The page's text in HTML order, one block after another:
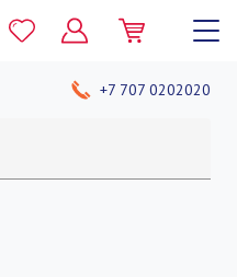
+7 707 0202020